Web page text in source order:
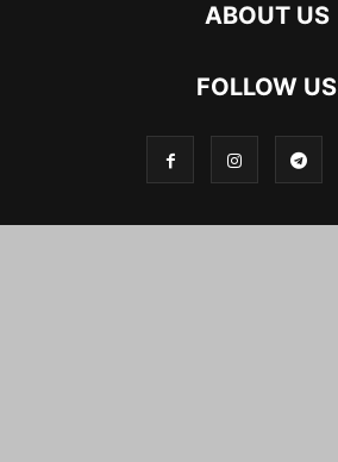
ABOUT US
FOLLOW US